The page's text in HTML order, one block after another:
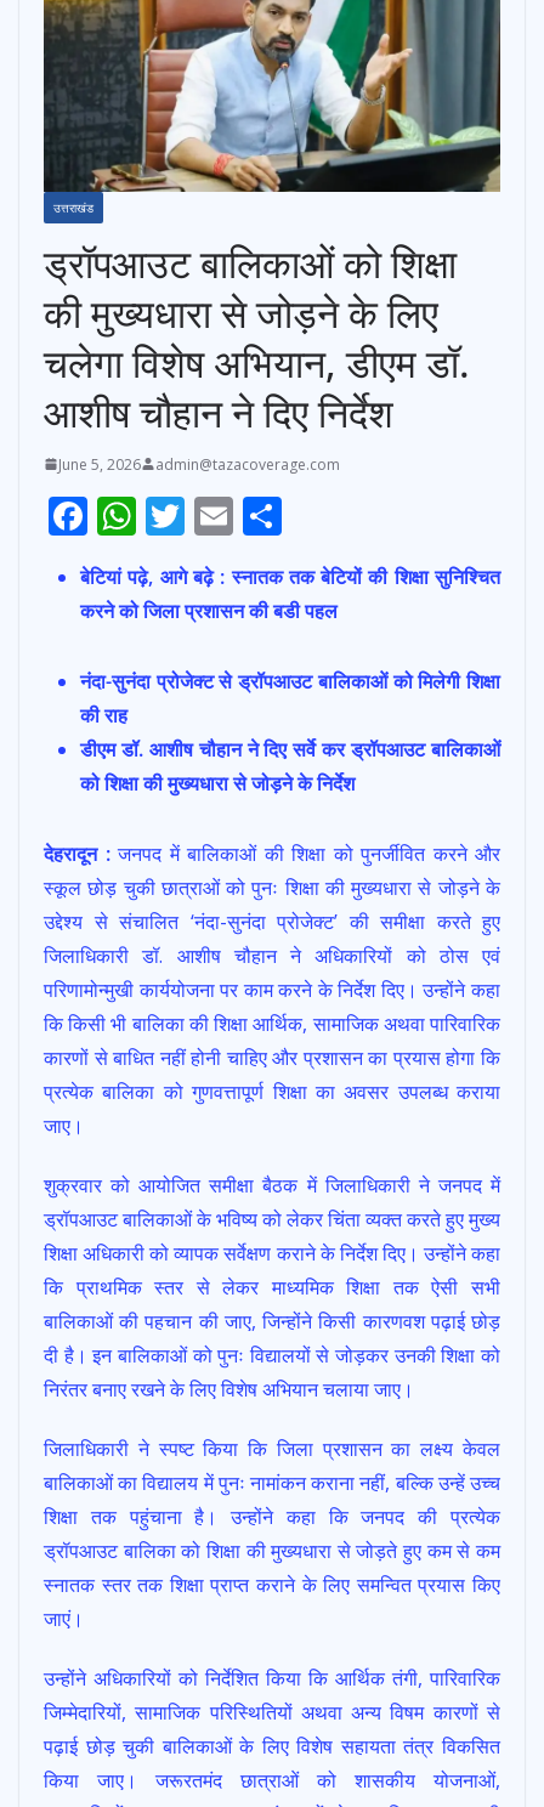
उत्तराखंड
ड्रॉपआउट बालिकाओं को शिक्षा
की मुख्यधारा से जोड़ने के लिए
चलेगा विशेष अभियान, डीएम डॉ.
आशीष चौहान ने दिए निर्देश
June 5, 2026 admin@tazacoverage.com
F
ac
e
b
o
o
k
W
h
at
s
A
p
T
w
itt
er
E
ai
l
ar
e
बेटियां पढ़े, आगे बढ़े : स्नातक तक बेटियों की शिक्षा सुनिश्चित
करने को जिला प्रशासन की बडी पहल
नंदा-सुनंदा प्रोजेक्ट से ड्रॉपआउट बालिकाओं को मिलेगी शिक्षा
की राह
डीएम डॉ. आशीष चौहान ने दिए सर्वे कर ड्रॉपआउट बालिकाओं
को शिक्षा की मुख्यधारा से जोड़ने के निर्देश
देहरादून :जनपद में बालिकाओं की शिक्षा को पुनर्जीवित करने और
स्कूल छोड़ चुकी छात्राओं को पुनः शिक्षा की मुख्यधारा से जोड़ने के
उद्देश्य से संचालित ‘नंदा-सुनंदा प्रोजेक्ट’ की समीक्षा करते हुए
जिलाधिकारी डॉ. आशीष चौहान ने अधिकारियों को ठोस एवं
परिणामोन्मुखी कार्ययोजना पर काम करने के निर्देश दिए। उन्होंने कहा
कि किसी भी बालिका की शिक्षा आर्थिक, सामाजिक अथवा पारिवारिक
कारणों से बाधित नहीं होनी चाहिए और प्रशासन का प्रयास होगा कि
प्रत्येक बालिका को गुणवत्तापूर्ण शिक्षा का अवसर उपलब्ध कराया
जाए।
शुक्रवार को आयोजित समीक्षा बैठक में जिलाधिकारी ने जनपद में
ड्रॉपआउट बालिकाओं के भविष्य को लेकर चिंता व्यक्त करते हुए मुख्य
शिक्षा अधिकारी को व्यापक सर्वेक्षण कराने के निर्देश दिए। उन्होंने कहा
कि प्राथमिक स्तर से लेकर माध्यमिक शिक्षा तक ऐसी सभी
बालिकाओं की पहचान की जाए, जिन्होंने किसी कारणवश पढ़ाई छोड़
दी है। इन बालिकाओं को पुनः विद्यालयों से जोड़कर उनकी शिक्षा को
निरंतर बनाए रखने के लिए विशेष अभियान चलाया जाए।
जिलाधिकारी ने स्पष्ट किया कि जिला प्रशासन का लक्ष्य केवल
बालिकाओं का विद्यालय में पुनः नामांकन कराना नहीं, बल्कि उन्हें उच्च
शिक्षा तक पहुंचाना है। उन्होंने कहा कि जनपद की प्रत्येक
ड्रॉपआउट बालिका को शिक्षा की मुख्यधारा से जोड़ते हुए कम से कम
स्नातक स्तर तक शिक्षा प्राप्त कराने के लिए समन्वित प्रयास किए
जाएं।
उन्होंने अधिकारियों को निर्देशित किया कि आर्थिक तंगी, पारिवारिक
जिम्मेदारियों, सामाजिक परिस्थितियों अथवा अन्य विषम कारणों से
पढ़ाई छोड़ चुकी बालिकाओं के लिए विशेष सहायता तंत्र विकसित
किया जाए। जरूरतमंद छात्राओं को शासकीय योजनाओं,